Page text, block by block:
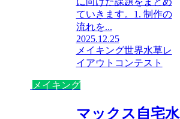
ていきます。1. 制作の
流れを...
2025.12.25
メイキング世界水草レ
イアウトコンテスト
メイキング
マックス自宅水